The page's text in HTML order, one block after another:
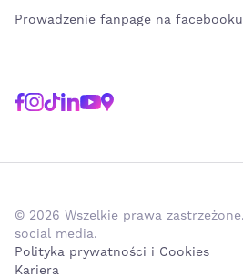
Prowadzenie fanpage na facebooku
© 2026 Wszelkie prawa
social media.
Polityka prywatności i Cookies
Kariera